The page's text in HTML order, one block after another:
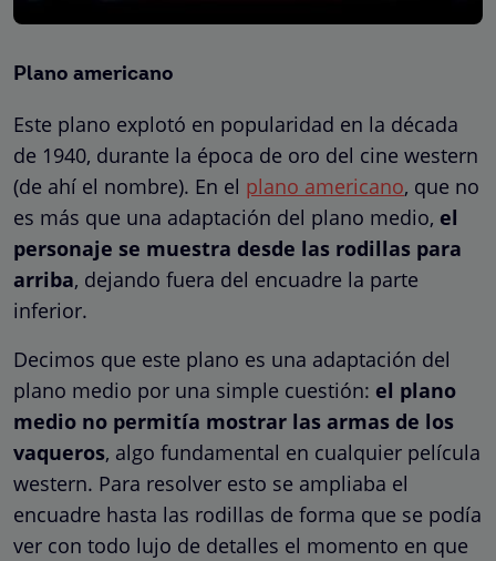
Plano americano
Este plano explotó en popularidad en la década
de 1940, durante la época de oro del cine western
(de ahí el nombre). En el plano americano, que no
es más que una adaptación del plano medio, el
personaje se muestra desde las rodillas para
arriba, dejando fuera del encuadre la parte
inferior.
Decimos que este plano es una adaptación del
plano medio por una simple cuestión: el plano
medio no permitía mostrar las armas de los
vaqueros, algo fundamental en cualquier película
western. Para resolver esto se ampliaba el
encuadre hasta las rodillas de forma que se podía
ver con todo lujo de detalles el momento en que